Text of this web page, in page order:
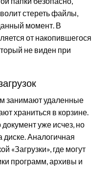
стереть файлы,
момент. В
от накопившегося
не виден при
занимают удаленные
храниться в корзине.
документ уже исчез, но
диске. Аналогичная
«Загрузки», где могут
программ, архивы и